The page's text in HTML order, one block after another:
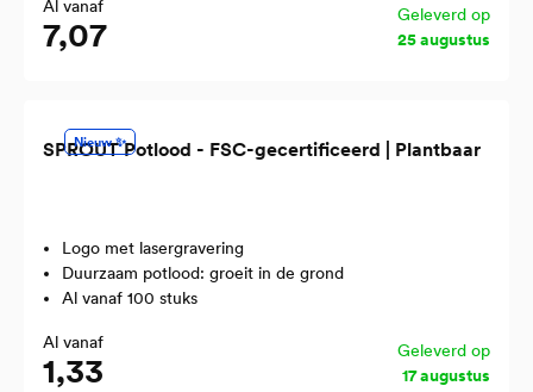
Al vanaf
7,07
Geleverd op
25 augustus
Nieuw ✨
SPROUT Potlood - FSC-gecertificeerd | Plantbaar
Logo met lasergravering
Duurzaam potlood: groeit in de grond
Al vanaf 100 stuks
Al vanaf
1,33
Geleverd op
17 augustus